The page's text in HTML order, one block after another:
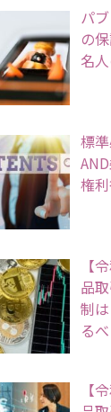
パ
の
名
標
権
【
品
制
る
【